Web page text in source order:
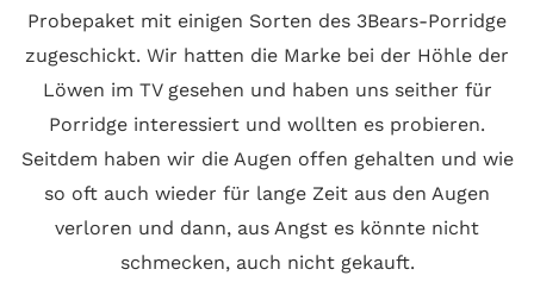
Probepaket mit einigen Sorten des 3Bears-Porridge
zugeschickt. Wir hatten die Marke bei der Höhle der
Löwen im TV gesehen und haben uns seither für
Porridge interessiert und wollten es probieren.
Seitdem haben wir die Augen offen gehalten und wie
so oft auch wieder für lange Zeit aus den Augen
verloren und dann, aus Angst es könnte nicht
schmecken, auch nicht gekauft.